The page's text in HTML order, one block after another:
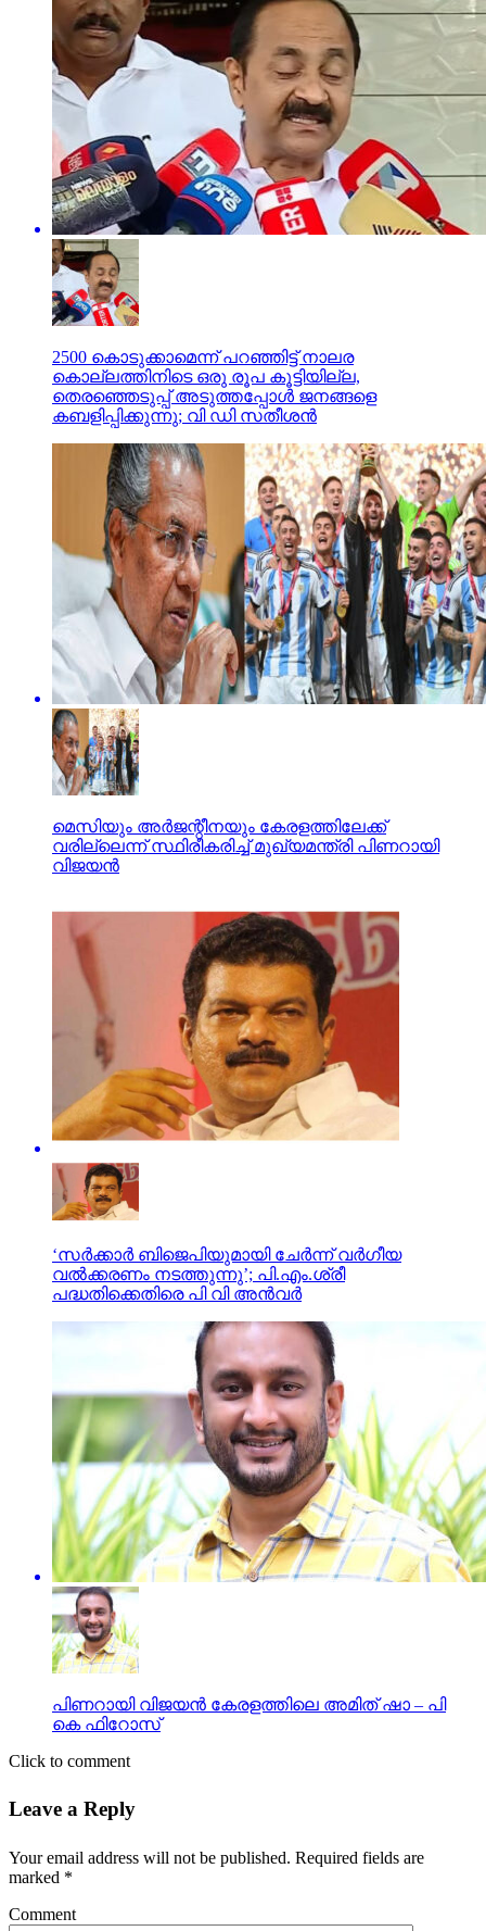
2500 കൊടുക്കാമെന്ന് പറഞ്ഞിട്ട് നാലര
കൊല്ലത്തിനിടെ ഒരു രൂപ കൂട്ടിയില്ല,
തെരഞ്ഞെടുപ്പ് അടുത്തപ്പോള്‍ ജനങ്ങളെ
കബളിപ്പിക്കുന്നു; വി ഡി സതീശന്‍
മെസിയും അര്‍ജന്റീനയും കേരളത്തിലേക്ക്
വരില്ലെന്ന് സ്ഥിരീകരിച്ച് മുഖ്യമന്ത്രി പിണറായി
വിജയന്‍
‘സർക്കാർ ബിജെപിയുമായി ചേർന്ന് വർഗീയ
വൽക്കരണം നടത്തുന്നു’; പി.എം.ശ്രീ
പദ്ധതിക്കെതിരെ പി വി അൻവർ
പിണറായി വിജയൻ കേരളത്തിലെ അമിത് ഷാ – പി
കെ ഫിറോസ്
Click to comment
Leave a Reply
Your email address will not be published. Required fields are
marked *
Comment